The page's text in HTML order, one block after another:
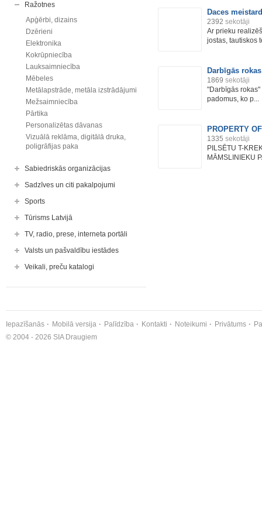
Ražotnes
Apģērbi, dizains
Dzērieni
Elektronika
Kokrūpniecība
Lauksaimniecība
Mēbeles
Metālapstrāde, metāla izstrādājumi
Mežsaimniecība
Pārtika
Personalizētas dāvanas
Vizuālā reklāma, digitālā druka,
poligrāfijas paka
Sabiedriskās organizācijas
Sadzīves un citi pakalpojumi
Sports
Tūrisms Latvijā
TV, radio, prese, interneta portāli
Valsts un pašvaldību iestādes
Veikali, preču katalogi
Daces
2392 sekotāji
Ar prieku
jostas, tautiskos
Darbīgās rokas
1869 sekotāji
"Darbīgās
padomus, ko p...
PROPERTY
1335 sekotāji
PILSĒTU T-
MĀMSLINIEKU
Iepazīšanās Mobilā versija Palīdzība Kontakti Noteikumi Privātums
© 2004 - 2026 SIA Draugiem